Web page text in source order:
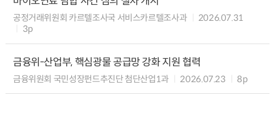
공정거래위원회 카르텔조사국 서비스카르텔조사과
2026.07.31
3p
금융위-산업부, 핵심광물 공급망 강화 지원 협력
금융위원회 국민성장펀드추진단 첨단산업1과 2026.07.23 8p